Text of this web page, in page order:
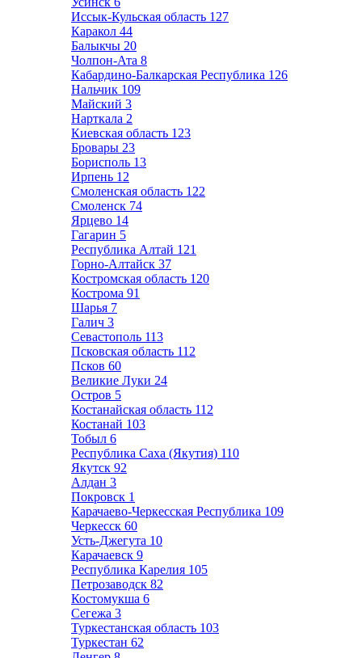
Иссык-Кульская область 127
Каракол 44
Балыкчы 20
Чолпон-Ата 8
Кабардино-Балкарская Республика 126
Нальчик 109
Майский 3
Нарткала 2
Киевская область 123
Бровары 23
Борисполь 13
Ирпень 12
Смоленская область 122
Смоленск 74
Ярцево 14
Гагарин 5
Республика Алтай 121
Горно-Алтайск 37
Костромская область 120
Кострома 91
Шарья 7
Галич 3
Севастополь 113
Псковская область 112
Псков 60
Великие Луки 24
Остров 5
Костанайская область 112
Костанай 103
Тобыл 6
Республика Саха (Якутия) 110
Якутск 92
Алдан 3
Покровск 1
Карачаево-Черкесская Республика 109
Черкесск 60
Усть-Джегута 10
Карачаевск 9
Республика Карелия 105
Петрозаводск 82
Костомукша 6
Сегежа 3
Туркестанская область 103
Туркестан 62